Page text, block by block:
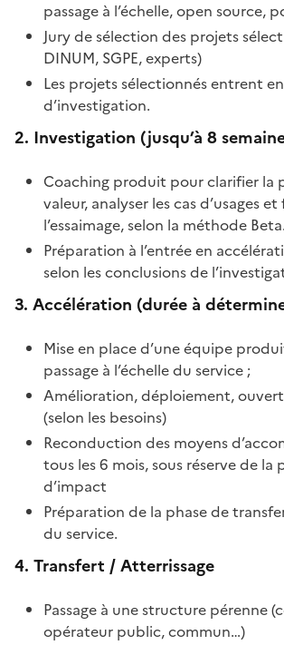
passage à l’échelle, open source,
Jury de sélection des projets
DINUM, SGPE, experts)
Les projets sélectionnés entrent
d’investigation.
2. Investigation (jusqu’à 8
Coaching produit pour clarifier la
valeur, analyser les cas d’usages et
l’essaimage, selon la méthode
Préparation à l’entrée en
selon les conclusions de
3. Accélération (durée à
Mise en place d’une équipe
passage à l’échelle du service ;
Amélioration, déploiement,
(selon les besoins)
Reconduction des moyens
tous les 6 mois, sous réserve de la
d’impact
Préparation de la phase de
du service.
4. Transfert / Atterrissage
Passage à une structure pérenne
opérateur public, commun…)